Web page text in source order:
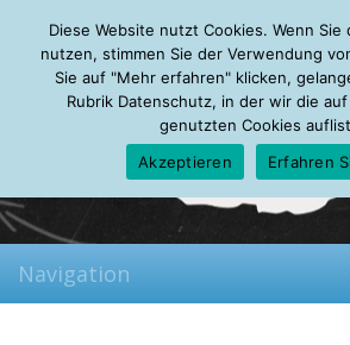
Saturday, 08.08.2026
Mein Account
About Autoren
Navigation
Diese Website nutzt Cookies. Wenn
nutzen, stimmen Sie der Verwendung
Sie auf "Mehr erfahren" klicken,
Rubrik Datenschutz, in der wir die
genutzten Cookies
Akzeptieren
Erfahren